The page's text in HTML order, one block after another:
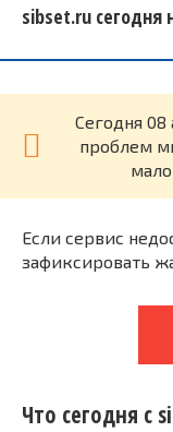
sibset.ru сегодня
Cегодня 08
проблем
Если сервис
зафиксировать
Что сегодня с